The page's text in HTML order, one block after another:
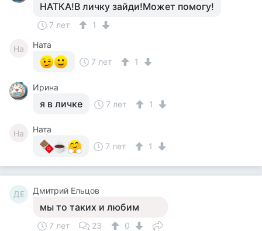
НАТКА!В личку зайди!Может помогу!
7 лет 1
На
Ната
7 лет
1
Ирина
я в личке 7 лет 1
На
Ната
7 лет
1
ДЕ Дмитрий Ельцов
мы то таких и любим
7 лет 23
0